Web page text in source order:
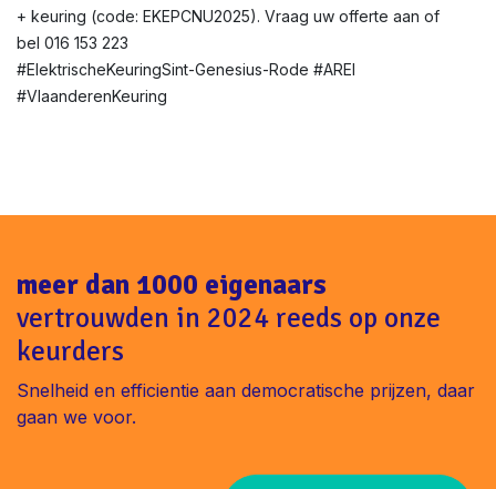
+ keuring (code: EKEPCNU2025). Vraag uw offerte aan of
bel 016 153 223
#ElektrischeKeuringSint-Genesius-Rode #AREI
#VlaanderenKeuring
meer dan 1000 eigenaars
vertrouwden in 2024 reeds op onze
keurders
Snelheid en efficientie aan democratische prijzen, daar
gaan we voor.